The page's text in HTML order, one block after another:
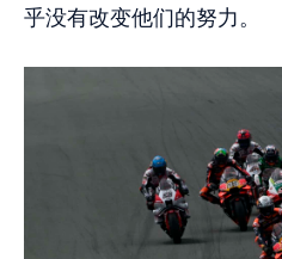
乎没有改变他们的努力。